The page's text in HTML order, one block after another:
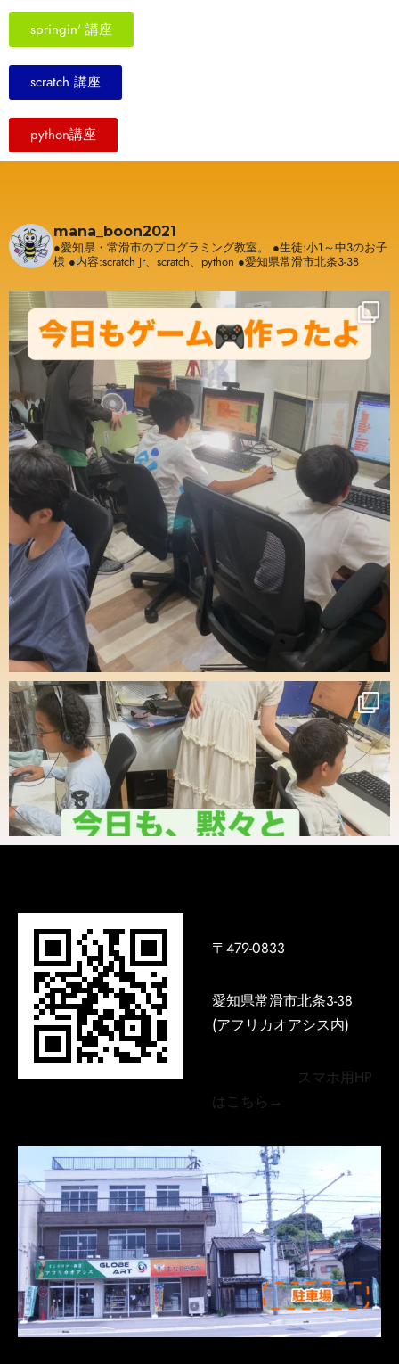
springin' 講座
scratch 講座
python講座
mana_boon2021
●愛知県・常滑市のプログラミング教室。
●生徒:小1～中3のお子
様 ●内容:scratch Jr、scratch、python ●愛知県常滑市北条3-38
〒479-0833
愛知県常滑市北条3-38
(アフリカオアシス内)
スマホ用HP
はこちら→